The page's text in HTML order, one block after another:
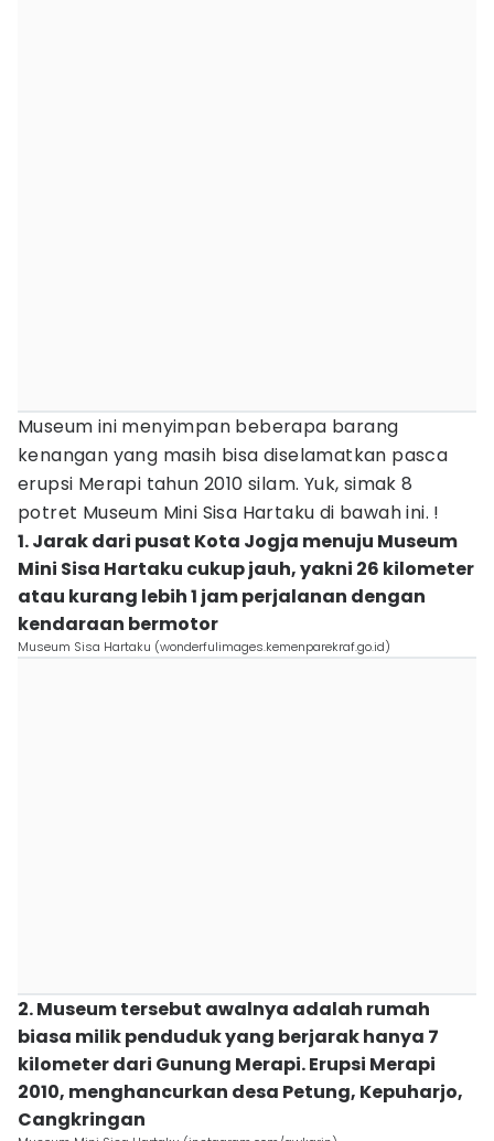
Museum ini menyimpan beberapa barang
kenangan yang masih bisa diselamatkan pasca
erupsi Merapi tahun 2010 silam. Yuk, simak 8
potret Museum Mini Sisa Hartaku di bawah ini. !
1. Jarak dari pusat Kota Jogja menuju Museum
Mini Sisa Hartaku cukup jauh, yakni 26 kilometer
atau kurang lebih 1 jam perjalanan dengan
kendaraan bermotor
Museum Sisa Hartaku (wonderfulimages.kemenparekraf.go.id)
2. Museum tersebut awalnya adalah rumah
biasa milik penduduk yang berjarak hanya 7
kilometer dari Gunung Merapi. Erupsi Merapi
2010, menghancurkan desa Petung, Kepuharjo,
Cangkringan